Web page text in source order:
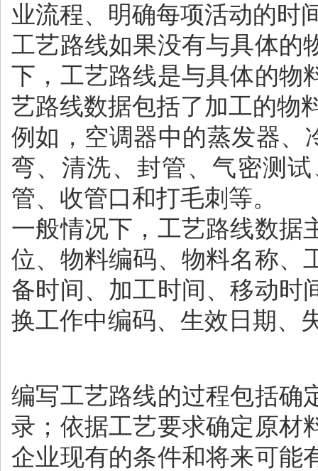
业流程、明确每项活动的时
工艺路线如果没有与具体的
下，工艺路线是与具体的物
艺路线数据包括了加工的物
例如，空调器中的蒸发器、
弯、清洗、封管、气密测
管、收管口和打毛刺等。
一般情况下，工艺路线数据
位、物料编码、物料名称、
备时间、加工时间、移动时
换工作中编码、生效日期、
编写工艺路线的过程包括确
录；依据工艺要求确定原材
企业现有的条件和将来可能